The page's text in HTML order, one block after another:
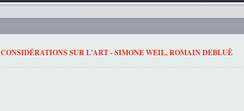
CONSIDÉRATIONS SUR L'ART - SIMONE WEIL, ROMAIN DEBLUË